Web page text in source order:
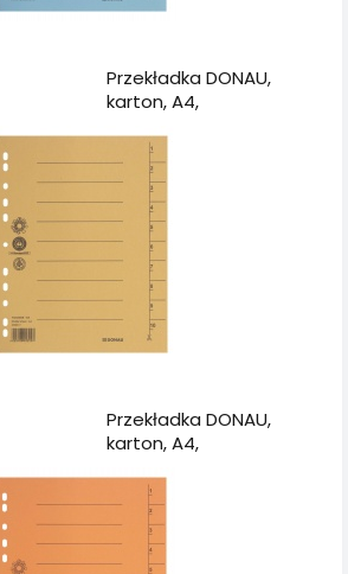
Przekładka DONAU,
karton, A4,
karta, żółta
Przekładka DONAU,
karton, A4,
karta, pomarańczowa